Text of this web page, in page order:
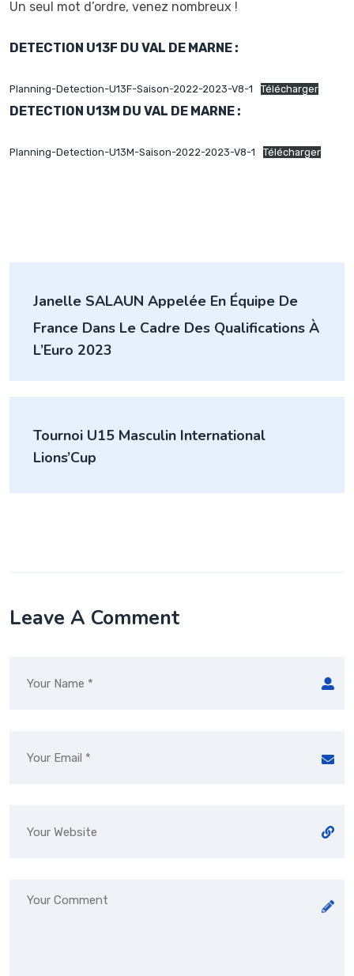
Un seul mot d’ordre, venez nombreux !
DETECTION U13F DU VAL DE MARNE :
Planning-Detection-U13F-Saison-2022-2023-V8-1 Télécharger
DETECTION U13M DU VAL DE MARNE :
Planning-Detection-U13M-Saison-2022-2023-V8-1 Télécharger
de
l’article
Janelle SALAUN Appelée En Équipe De
France Dans Le Cadre Des Qualifications À
L’Euro 2023
Tournoi U15 Masculin International
Lions’Cup
Leave A Comment